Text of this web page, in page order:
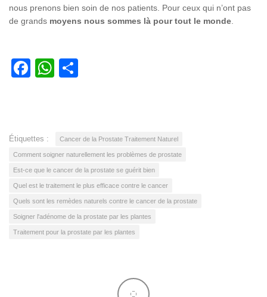
nous prenons bien soin de nos patients. Pour ceux qui n’ont pas
de grands moyens nous sommes là pour tout le monde
Facebook
WhatsApp
Étiquettes : Cancer de la Prostate Traitement Naturel
Comment soigner naturellement les problèmes de prostate
Est-ce que le cancer de la prostate se guérit bien
Quel est le traitement le plus efficace contre le cancer
Quels sont les remèdes naturels contre le cancer de la prostate
Soigner l'adénome de la prostate par les plantes
Traitement pour la prostate par les plantes